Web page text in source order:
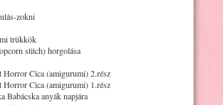
zokni
trükkök
stitch) horgolása
Cica (amigurumi) 2.rész
Cica (amigurumi) 1.rész
Babácska anyák napjára